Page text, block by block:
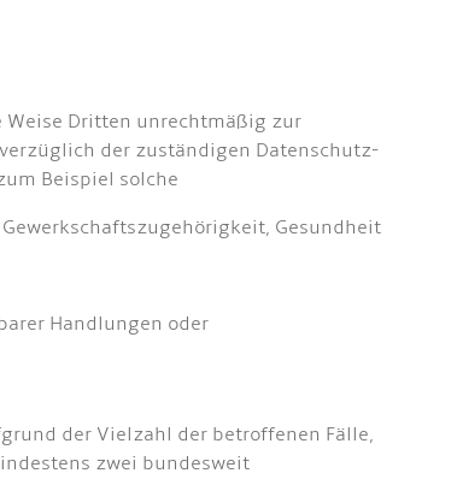
Dritten unrechtmäßig zur
der zuständigen Datenschutz-
Beispiel solche
Gesundheit
Handlungen oder
der Vielzahl der betroffenen Fälle,
zwei bundesweit